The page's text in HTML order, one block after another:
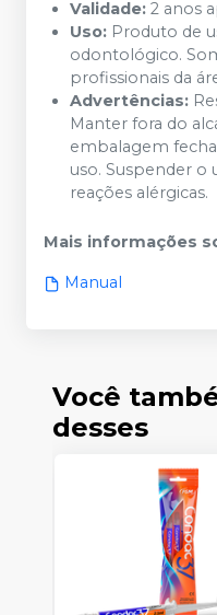
Validade: 2 anos
Uso: Produto de
odontológico.
profissionais da
Advertências:
Manter fora do
embalagem
uso. Suspender o
reações alérgicas.
Mais informações
Manual
Você
desses